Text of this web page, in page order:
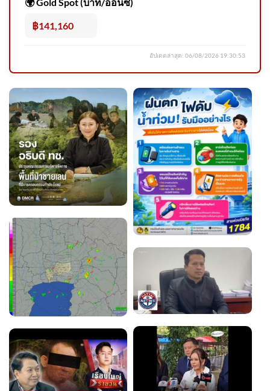
฿141,160
อัปเดตล่าสุด: 06/08/2026 19:30:53